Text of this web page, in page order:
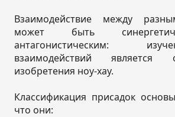
Взаимодействие между
может быть
антагонистическим:
взаимодействий является
изобретения ноу-хау.
Классификация присадок
что они: